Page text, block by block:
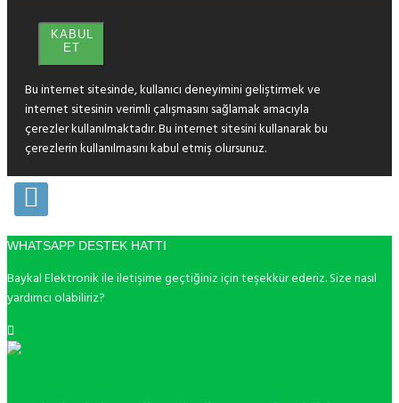
KABUL
ET
Bu internet sitesinde, kullanıcı deneyimini geliştirmek ve
internet sitesinin verimli çalışmasını sağlamak amacıyla
çerezler kullanılmaktadır. Bu internet sitesini kullanarak bu
çerezlerin kullanılmasını kabul etmiş olursunuz.
WHATSAPP DESTEK HATTI
Baykal Elektronik ile iletişime geçtiğiniz için teşekkür ederiz. Size nasıl
yardımcı olabiliriz?